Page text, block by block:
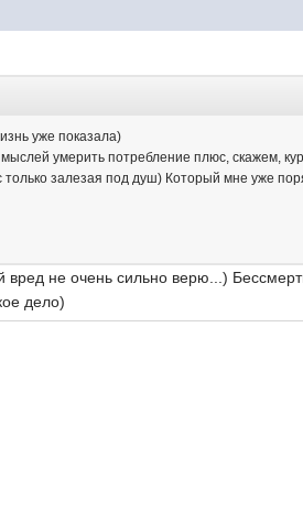
уже показала)
умерить потребление плюс, скажем,
залезая под душ) Который мне уже
вред не очень сильно верю...)
дело)